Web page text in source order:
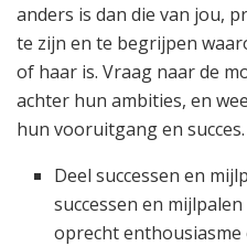
anders is dan die van jou,
te zijn en te begrijpen
of haar is. Vraag naar de
achter hun ambities, en
hun vooruitgang en succes.
Deel successen en
successen en
oprecht